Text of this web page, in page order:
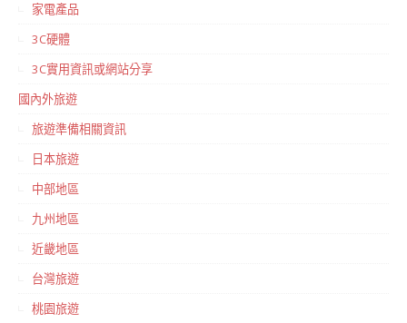
家電產品
3C硬體
3C實用資訊或網站分享
國內外旅遊
旅遊準備相關資訊
日本旅遊
中部地區
九州地區
近畿地區
台灣旅遊
桃園旅遊